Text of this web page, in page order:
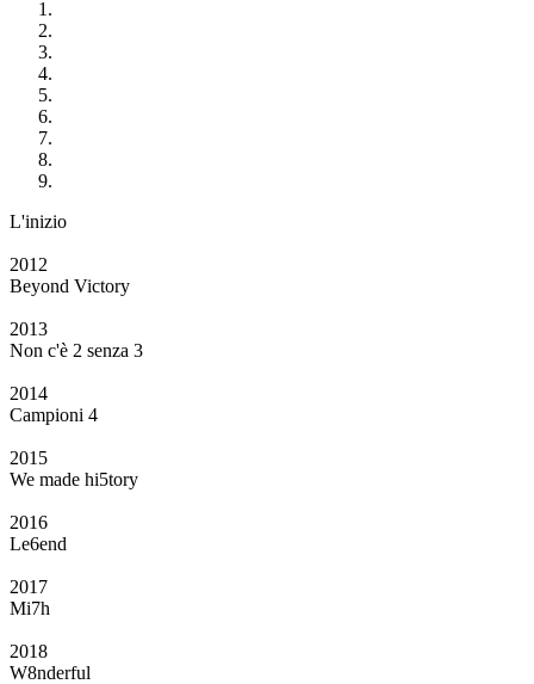
L'inizio
2012
Beyond Victory
2013
Non c'è 2 senza 3
2014
Campioni 4
2015
We made hi5tory
2016
Le6end
2017
Mi7h
2018
W8nderful